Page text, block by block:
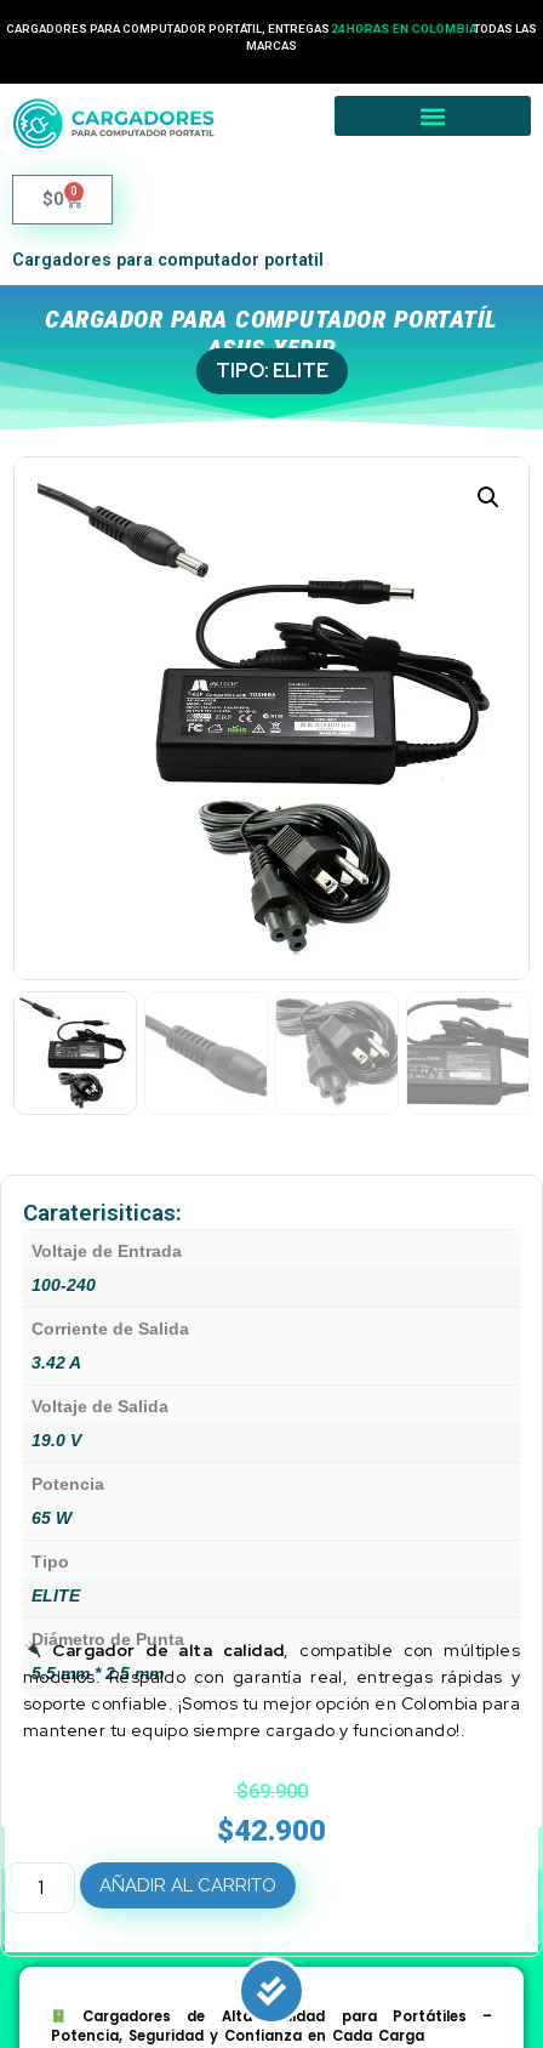
CARGADORES PARA COMPUTADOR PORTÁTIL, ENTREGAS 24 HORAS EN COLOMBIATODAS LAS
MARCAS
$0 0
Cargadores para computador portatil
CARGADOR PARA COMPUTADOR PORTATÍL
ASUS X5DIP
TIPO: ELITE
Caraterisiticas:
Voltaje de Entrada
100-240
Corriente de Salida
3.42 A
Voltaje de Salida
19.0 V
Potencia
65 W
Tipo
ELITE
Diámetro de Punta
5.5 mm * 2.5 mm
Cargador de alta calidad, compatible con múltiples
modelos. Respaldo con garantía real, entregas rápidas y
soporte confiable. ¡Somos tu mejor opción en Colombia para
mantener tu equipo siempre cargado y funcionando!.
$69.900
$42.900
AÑADIR AL CARRITO
Cargadores de Alta Calidad para Portátiles –
Potencia, Seguridad y Confianza en Cada Carga